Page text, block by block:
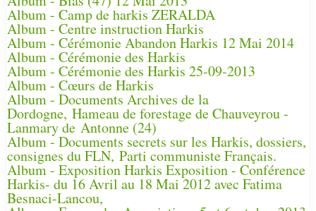
Album - Camp de harkis ZERALDA
Album - Centre instruction Harkis
Album - Cérémonie Abandon Harkis 12 Mai 2014
Album - Cérémonie des Harkis
Album - Cérémonie des Harkis 25-09-2013
Album - Cœurs de Harkis
Album - Documents Archives de la
Dordogne, Hameau de forestage de Chauveyrou -
Lanmary de Antonne (24)
Album - Documents secrets sur les Harkis, dossiers,
consignes du FLN, Parti communiste Français.
Album - Exposition Harkis Exposition - Conférence
Harkis- du 16 Avril au 18 Mai 2012 avec Fatima
Besnaci-Lancou,